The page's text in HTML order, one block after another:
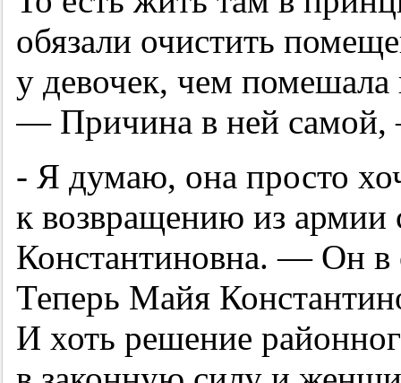
обязали очистить
у девочек, чем
— Причина в ней
- Я думаю, она просто
к возвращению из
Константиновна. — Он в
Теперь Майя
И хоть решение